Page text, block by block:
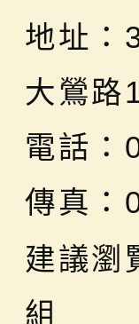
地址：
大鶯路
電話
傳真：
建議瀏
組